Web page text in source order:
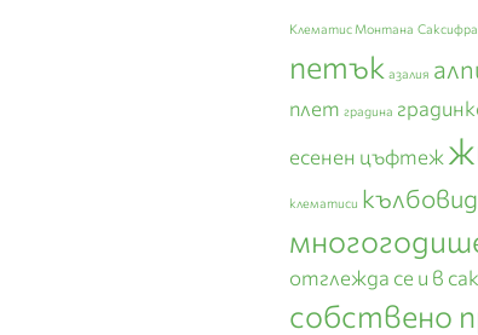
Клематис Монтана
петък азалия
плет градина
есенен цъфтеж
клематиси
отглежда се и в
собствено